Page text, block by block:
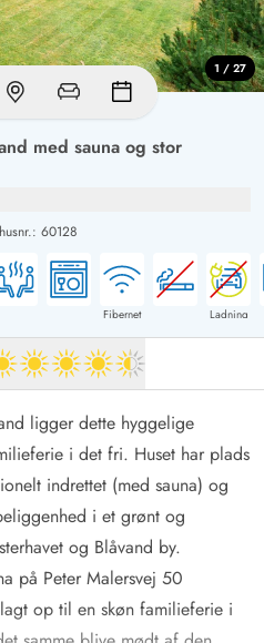
med sauna og stor
60128
Fibernet Ladning
1 / 27
4.5 ud af 5
ligger dette hyggelige
i det fri. Huset har plads
indrettet (med sauna) og
i et grønt og
og Blåvand by.
på Peter Malersvej 50
op til en skøn familieferie i